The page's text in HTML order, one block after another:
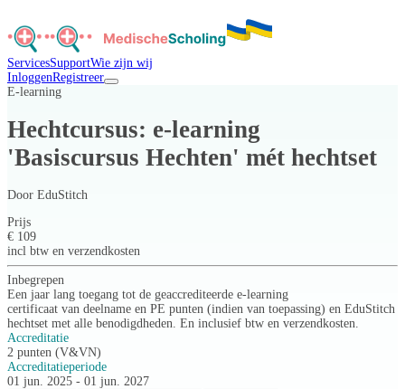
ServicesSupportWie zijn wij
InloggenRegistreer
E-learning
Hechtcursus: e-learning
'Basiscursus Hechten' mét hechtset
Door EduStitch
Prijs
€ 109
incl btw en verzendkosten
Inbegrepen
Een jaar lang toegang tot de geaccrediteerde e-learning
certificaat van deelname en PE punten (indien van toepassing) en EduStitch
hechtset met alle benodigdheden. En inclusief btw en verzendkosten.
Accreditatie
2 punten (V&VN)
Accreditatieperiode
01 jun. 2025 - 01 jun. 2027